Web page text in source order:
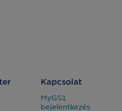
Kapcsolat
MyGS1
bejelentkezés